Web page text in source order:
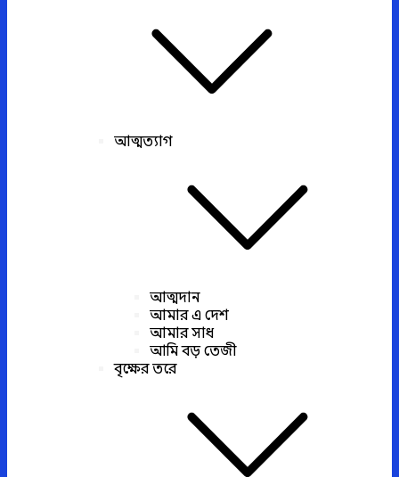
আত্মত্যাগ
আত্মদান
আমার এ দেশ
আমার সাধ
আমি বড় তেজী
বৃক্ষের তরে